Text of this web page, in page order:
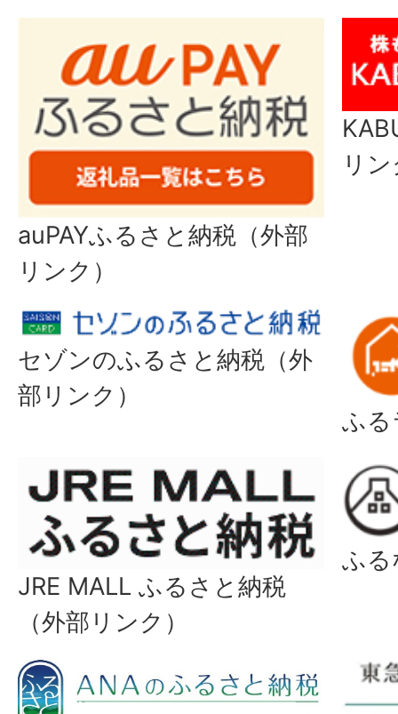
auPAYふるさと納税（外部
リンク）
リ
セゾンのふるさと納税（外
部リンク）
ふる
JRE MALL ふるさと納税
（外部リンク）
ふる